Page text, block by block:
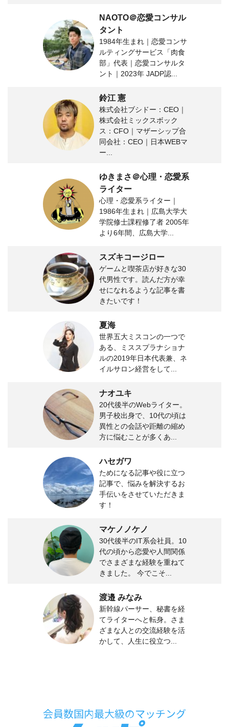
NAOTO＠恋愛コンサル
タント
1984年生まれ｜恋愛コンサ
ルティングサービス「肉食
部」代表｜恋愛コンサルタ
ント｜2023年 JADP認...
鈴江 憲
株式会社ブシドー：CEO｜
株式会社ミックスボック
ス：CFO｜マザーシップ合
同会社：CEO｜日本WEBマ
ー...
ゆきまさ＠心理・恋愛系
ライター
心理・恋愛系ライター｜
1986年生まれ｜広島大学大
学院修士課程修了者 2005年
より6年間、広島大学...
スズキコージロー
ゲームと喫茶店が好きな30
代男性です。読んだ方が幸
せになれるような記事を書
きたいです！
夏海
世界五大ミスコンの一つで
ある、ミススプラナショナ
ルの2019年日本代表兼、ネ
イルサロン経営をして...
ナオユキ
20代後半のWebライター。
男子校出身で、10代の頃は
異性との会話や距離の縮め
方に悩むことが多くあ...
ハセガワ
ためになる記事や役に立つ
記事で、悩みを解決するお
手伝いをさせていただきま
す！
マケノノケノ
30代後半のIT系会社員。10
代の頃から恋愛や人間関係
でさまざまな経験を重ねて
きました。 今でこそ...
渡邉 みなみ
新幹線パーサー、秘書を経
てライターへと転身。さま
ざまな人との交流経験を活
かして、人生に役立つ...